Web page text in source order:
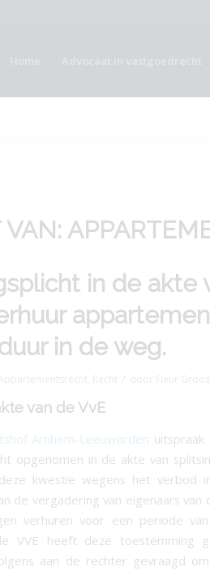
VAN:
in de akte
in de weg.
van de VvE
Arnhem-Leeuwarden uitspraak
opgenomen in de akte van
kwestie wegens het verbod
de vergadering van eigenaars van
verhuren voor een periode
VVE heeft deze toestemming
aan de rechter gevraagd